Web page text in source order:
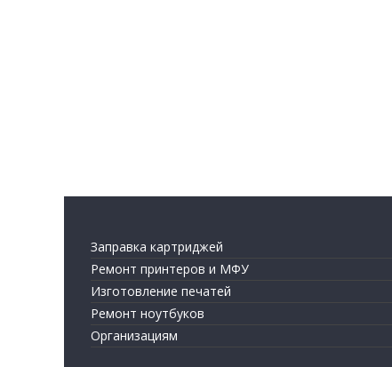
Заправка картриджей
Ремонт принтеров и МФУ
Изготовление печатей
Ремонт ноутбуков
Организациям